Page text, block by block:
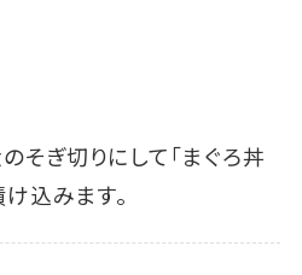
そぎ切りにして「まぐろ丼
込みます。